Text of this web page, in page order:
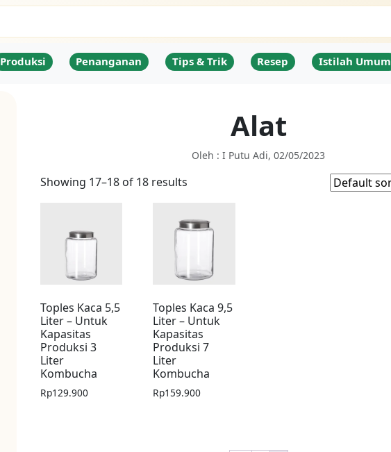
Produksi Penanganan Tips & Trik Resep Istilah Umum
Alat
Oleh : I Putu Adi, 02/05/2023
Showing 17–18 of 18 results
Toples Kaca 5,5
Liter – Untuk
Kapasitas
Produksi 3
Liter
Kombucha
Rp129.900
Toples Kaca 9,5
Liter – Untuk
Kapasitas
Produksi 7
Liter
Kombucha
Rp159.900